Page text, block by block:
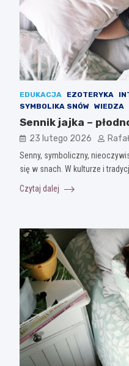
EDUKACJA EZOTERYKA
SYMBOLIKA SNÓW WIEDZA
Sennik jajka –
23 lutego 2026
Senny, symboliczny,
się w snach. W kulturze i
Czytaj dalej